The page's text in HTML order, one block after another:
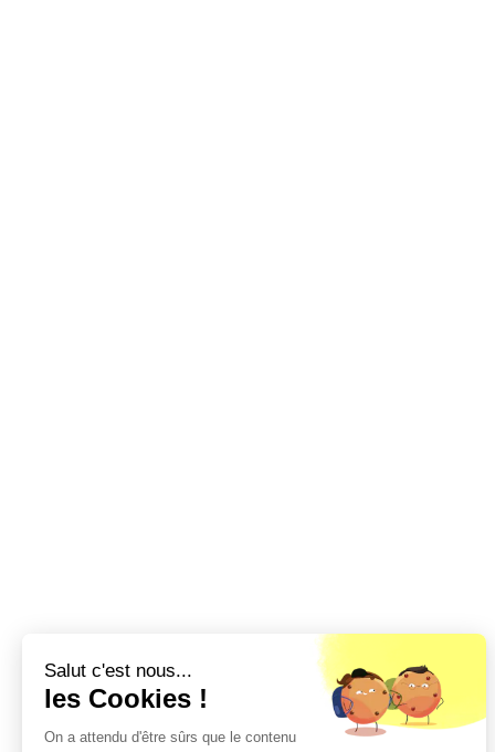
Salut c'est nous...
les Cookies !
On a attendu d'être sûrs que le contenu